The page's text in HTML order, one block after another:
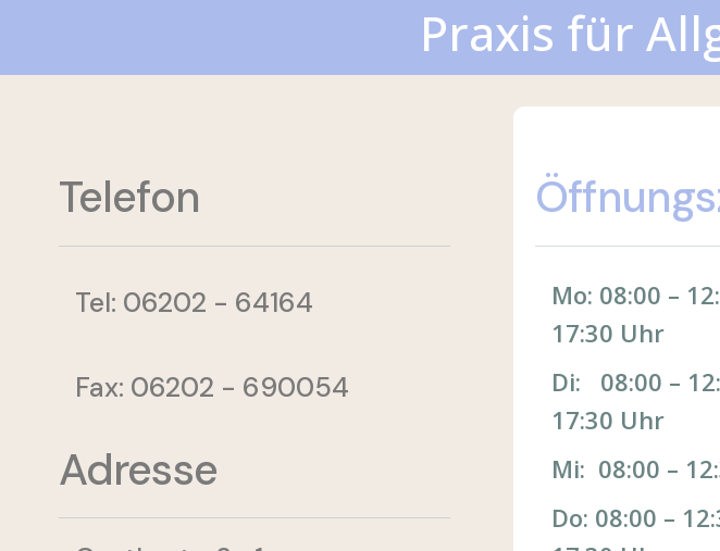
Praxis für
Telefon
Tel: 06202 - 64164
Fax: 06202 - 690054
Adresse
Mo: 08:00 –
17:30 Uhr
Di: 08:00 –
17:30 Uhr
Mi: 08:00 –
Do: 08:00 –